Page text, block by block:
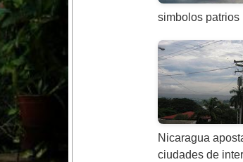
simbolos patrios
Nicaragua
ciudades de